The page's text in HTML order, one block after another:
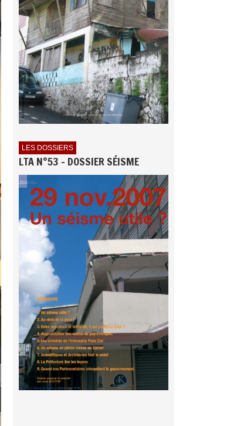
LES DOSSIERS
LTA N°53 - DOSSIER SÉISME